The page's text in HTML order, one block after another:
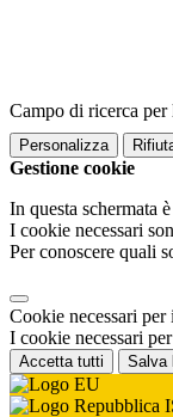
Campo di ricerca per
Personalizza
Gestione cookie
In questa schermata
I cookie necessari
Per conoscere quali
Cookie necessari
I cookie necessari
Accetta tutti Salva